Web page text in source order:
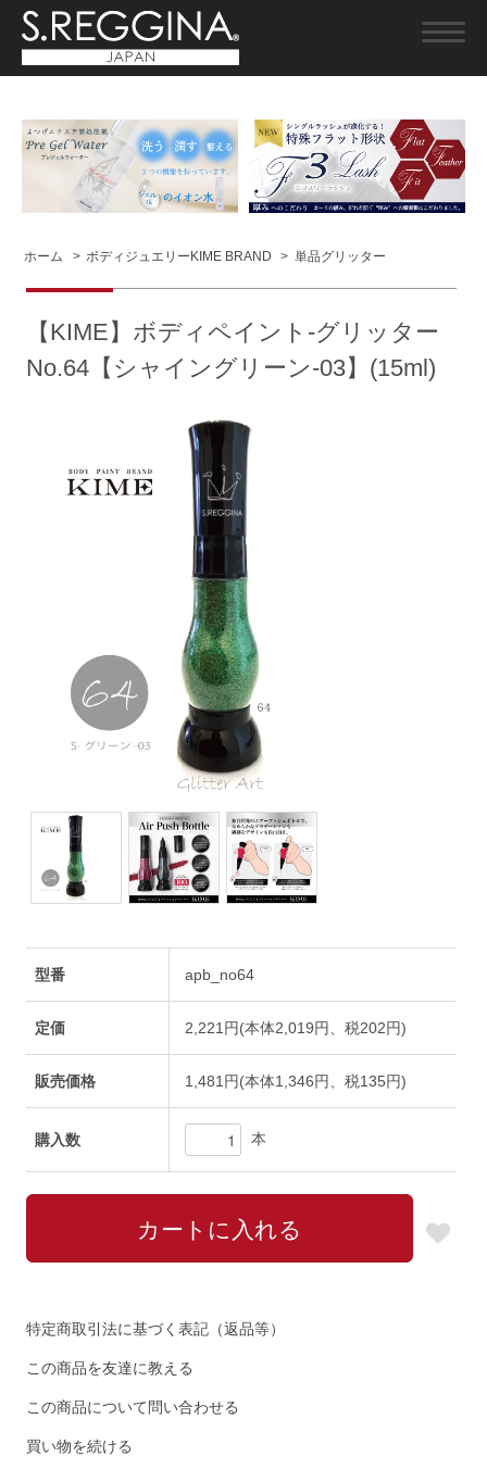
ホーム > ボディジュエリーKIME BRAND > 単品グリッター
【KIME】ボディペイント-グリッター
No.64【シャイングリーン-03】(15ml)
型番 apb_no64
定価 2,221円(本体2,019円、税202円)
販売価格 1,481円(本体1,346円、税135円)
購入数 本
特定商取引法に基づく表記（返品等）
この商品を友達に教える
この商品について問い合わせる
買い物を続ける